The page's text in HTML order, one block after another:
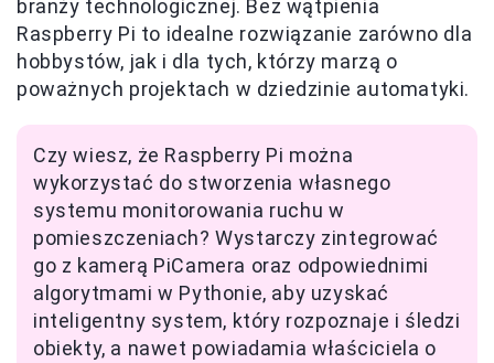
branży technologicznej. Bez wątpienia
Raspberry Pi to idealne rozwiązanie zarówno dla
hobbystów, jak i dla tych, którzy marzą o
poważnych projektach w dziedzinie automatyki.
Czy wiesz, że Raspberry Pi można
wykorzystać do stworzenia własnego
systemu monitorowania ruchu w
pomieszczeniach? Wystarczy zintegrować
go z kamerą PiCamera oraz odpowiednimi
algorytmami w Pythonie, aby uzyskać
inteligentny system, który rozpoznaje i śledzi
obiekty, a nawet powiadamia właściciela o